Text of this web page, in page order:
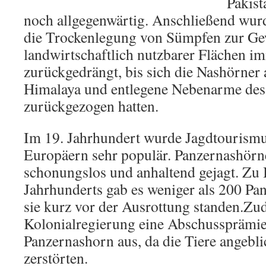
noch allgegenwärtig. Anschließend
die Trockenlegung von Sümpfen zur
landwirtschaftlich nutzbarer Flächen
zurückgedrängt, bis sich die Nashörner
Himalaya und entlegene Nebenarme
zurückgezogen hatten.
Im 19. Jahrhundert wurde
Europäern sehr populär.
schonungslos und anhaltend gejagt. Zu
Jahrhunderts gab es weniger als 200
sie kurz vor der Ausrottung
Kolonialregierung eine
Panzernashorn aus, da die Tiere
zerstörten.